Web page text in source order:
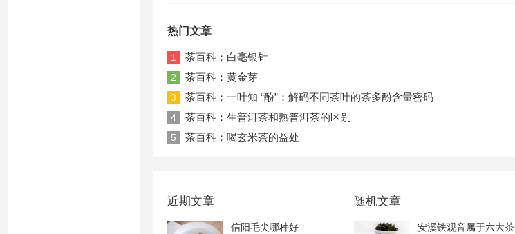
热门文章
1 茶百科：白毫银针
2 茶百科：黄金芽
3 茶百科：一叶知 “酚”：解码不同茶叶的茶多酚含量密码
4 茶百科：生普洱茶和熟普洱茶的区别
5 茶百科：喝玄米茶的益处
近期文章
信阳毛尖哪种好
随机文章
安溪铁观音属于六大茶